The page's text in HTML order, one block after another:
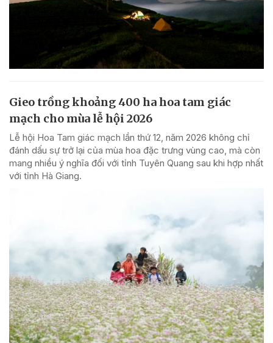
Gieo trồng khoảng 400 ha hoa tam giác
mạch cho mùa lễ hội 2026
Lễ hội Hoa Tam giác mạch lần thứ 12, năm 2026 không chỉ
đánh dấu sự trở lại của mùa hoa đặc trưng vùng cao, mà còn
mang nhiều ý nghĩa đối với tỉnh Tuyên Quang sau khi hợp nhất
với tỉnh Hà Giang.